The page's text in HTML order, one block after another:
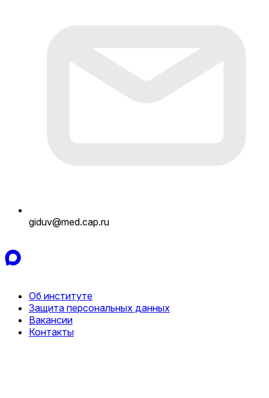
giduv@med.cap.ru
Об институте
Защита персональных данных
Вакансии
Контакты